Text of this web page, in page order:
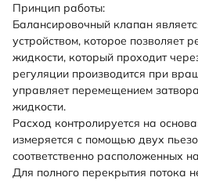
Принцип работы:
Балансировочный клапан
устройством, которое позволяет
жидкости, который проходит
регуляции производится при
управляет перемещением
жидкости.
Расход контролируется на
измеряется с помощью двух
соответственно расположенных
Для полного перекрытия потока